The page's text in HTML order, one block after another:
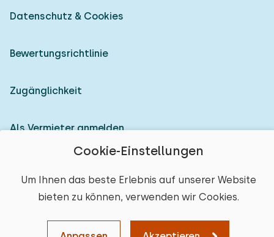
Cookie-Einstellungen
Um Ihnen das beste Erlebnis auf unserer Website
bieten zu können, verwenden wir Cookies.
Datenschutz & Cookies
Bewertungsrichtlinie
Zugänglichkeit
Als Vermieter anmelden